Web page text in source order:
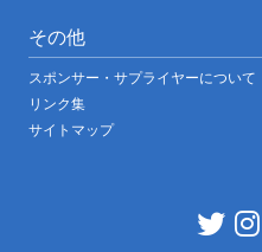
その他
スポンサー・サプライヤーについて
リンク集
サイトマップ